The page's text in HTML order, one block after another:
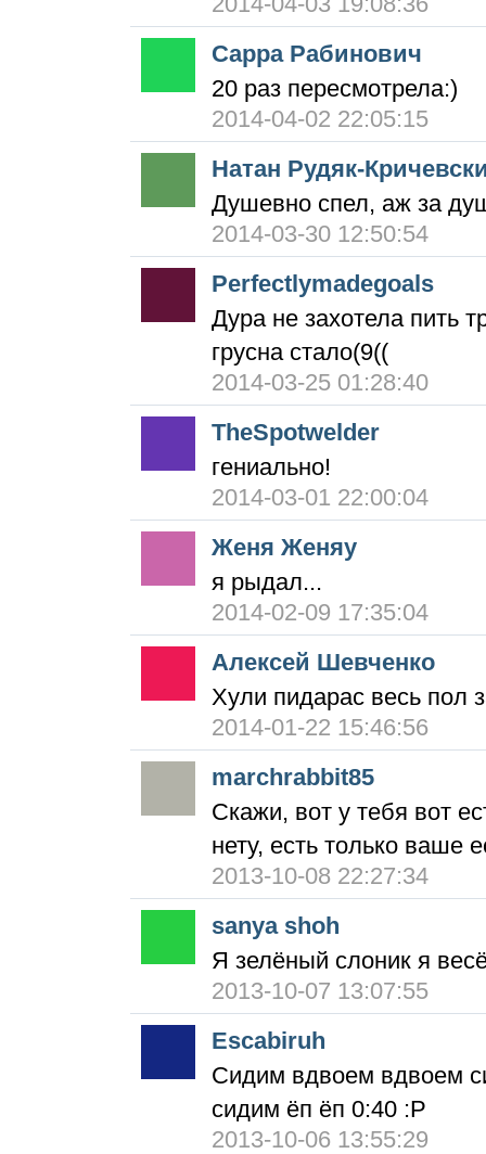
Сарра Рабинович
20 раз пересмотрела:)
2014-04-02 22:05:15
Натан Рудяк-
Душевно спел, аж за
2014-03-30 12:50:54
Perfectlymadegoals
Дура не захотела пить
грусна стало(9((
2014-03-25 01:28:40
TheSpotwelder
гениально!
2014-03-01 22:00:04
Женя Женяу
я рыдал...
2014-02-09 17:35:04
Алексей Шевченко
Хули пидарас весь пол
2014-01-22 15:46:56
marchrabbit85
Скажи, вот у тебя вот
нету, есть только ваше
2013-10-08 22:27:34
sanya shoh
Я зелёный слоник я
2013-10-07 13:07:55
Escabiruh
Сидим вдвоем вдвоем
сидим ёп ёп 0:40 :P
2013-10-06 13:55:29